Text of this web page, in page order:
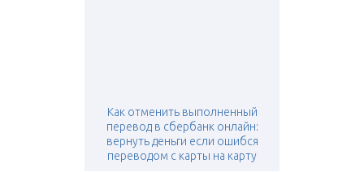
Как отменить выполненный
перевод в сбербанк онлайн:
вернуть деньги если ошибся
переводом с карты на карту